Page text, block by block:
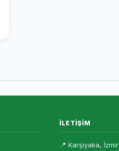
İLETIŞIM
📍 Karşıyaka, İzmir